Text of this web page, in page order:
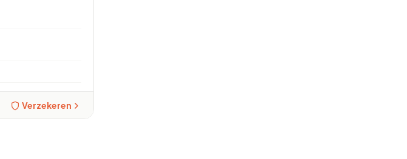
Verzekeren